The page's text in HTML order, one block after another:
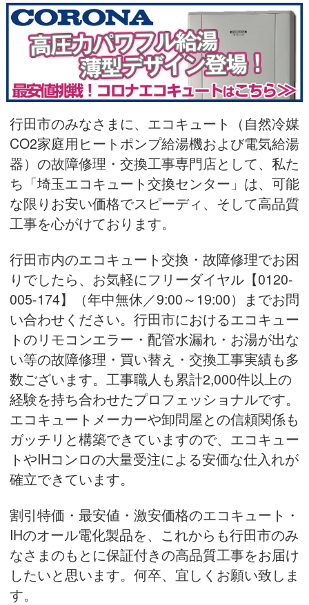
行田市のみなさまに、エコキュート（自然冷媒
CO2家庭用ヒートポンプ給湯機および電気給湯
器）の故障修理・交換工事専門店として、私た
ち「埼玉エコキュート交換センター」は、可能
な限りお安い価格でスピーディ、そして高品質
工事を心がけております。
行田市内のエコキュート交換・故障修理でお困
りでしたら、お気軽にフリーダイヤル【0120-
005-174】（年中無休／9:00～19:00） までお問
い合わせください。行田市におけるエコキュー
トのリモコンエラー・配管水漏れ・お湯が出な
い等の故障修理・買い替え・ 交換工事実績も多
数ございます。工事職人も累計2,000件以上の
経験を持ち合わせたプロフェッショナルです。
エコキュートメーカーや卸問屋との信頼関係も
ガッチリと構築できていますので、エコキュー
トやIHコンロの大量受注による安価な仕入れが
確立できています。
割引特価・最安値・激安価格のエコキュート・
IHのオール電化製品を、これからも行田市のみ
なさまのもとに保証付きの高品質工事をお届け
したいと思います。何卒、宜しくお願い致しま
す。